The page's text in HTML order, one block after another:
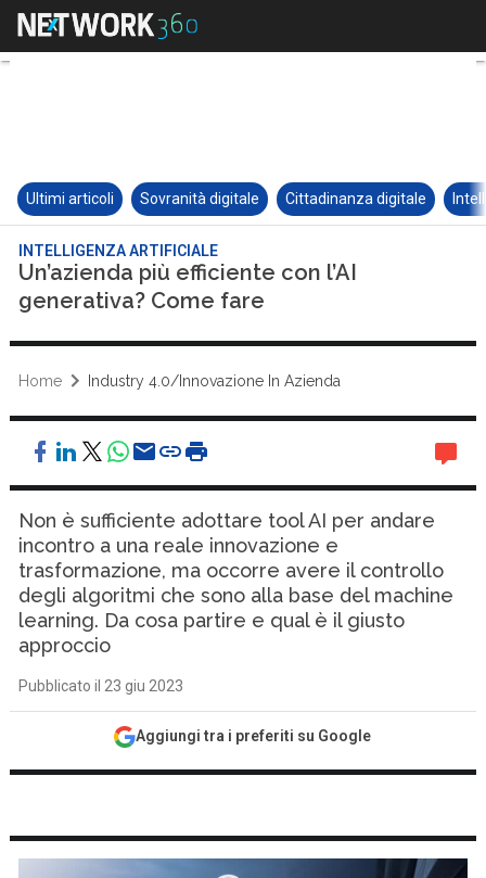
Ultimi articoli Sovranità digitale Cittadinanza digitale
INTELLIGENZA ARTIFICIALE
Un’azienda più efficiente con l’AI
generativa? Come fare
Home Industry 4.0/Innovazione In Azienda
Non è sufficiente adottare tool AI per andare
incontro a una reale innovazione e
trasformazione, ma occorre avere il controllo
degli algoritmi che sono alla base del machine
learning. Da cosa partire e qual è il giusto
approccio
Pubblicato il 23 giu 2023
Aggiungi tra i preferiti su Google